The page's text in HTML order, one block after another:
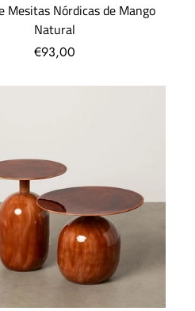
Mesitas Nórdicas de Mango
Natural
€93,00